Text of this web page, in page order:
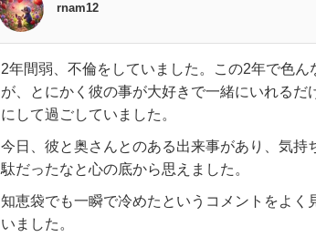
rnam12
2年
間
弱、
不倫
2年間弱、不倫をしていました。この2年で色
が、とにかく彼の事が大好きで一緒にいれる
にして過ごしていました。
今日、彼と奥さんとのある出来事があり、気
駄だったなと心の底から思えました。
知恵袋でも一瞬で冷めたというコメントをよ
いました。